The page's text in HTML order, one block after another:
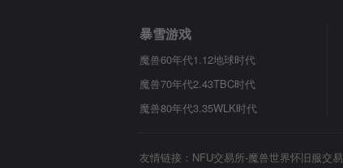
暴雪游戏
魔兽60年代1.12地球时代
魔兽70年代2.43TBC时代
魔兽80年代3.35WLK时代
友情链接： NFU交易所-魔兽世界怀旧服交易